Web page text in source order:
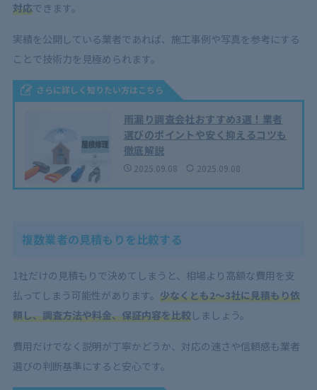
対応できます。
実績を公開している業者であれば、施工事例や写真を参考にする
ことで技術力を見極められます。
さらに詳しく知りたい方はこちら
雨漏り調査会社おすすめ3選！業者
選びのポイントや安く抑えるコツも
徹底解説
2025.09.08 2025.09.08
複数業者の見積もりを比較する
1社だけの見積もりで決めてしまうと、相場より高額な費用を支
払ってしまう可能性があります。 少なくとも2〜3社に見積もり依
頼し、調査方法や料金、保証内容を比較しましょう。
費用だけでなく説明が丁寧かどうか、対応の速さや信頼感も業者
選びの判断基準にすると安心です。